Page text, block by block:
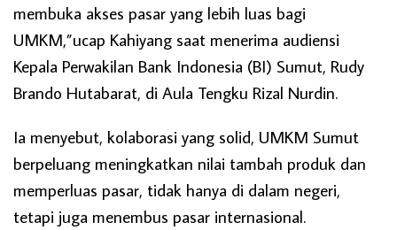
membuka akses pasar yang lebih luas bagi
UMKM,”ucap Kahiyang saat menerima audiensi
Kepala Perwakilan Bank Indonesia (BI) Sumut, Rudy
Brando Hutabarat, di Aula Tengku Rizal Nurdin.
Ia menyebut, kolaborasi yang solid, UMKM Sumut
berpeluang meningkatkan nilai tambah produk dan
memperluas pasar, tidak hanya di dalam negeri,
tetapi juga menembus pasar internasional.